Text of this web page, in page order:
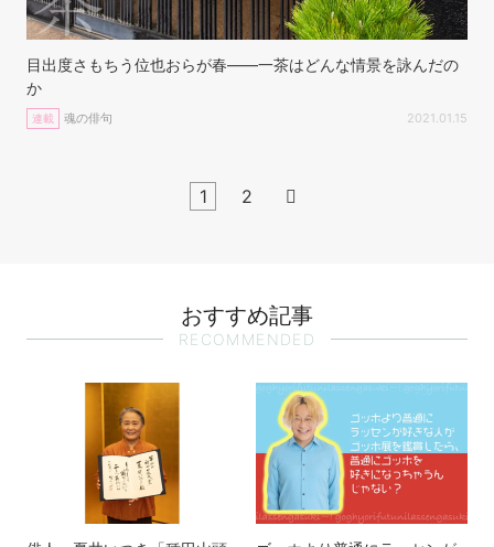
目出度さもちう位也おらが春——一茶はどんな情景を詠んだの
か
連載 魂の俳句 2021.01.15
1 2 
おすすめ記事
RECOMMENDED